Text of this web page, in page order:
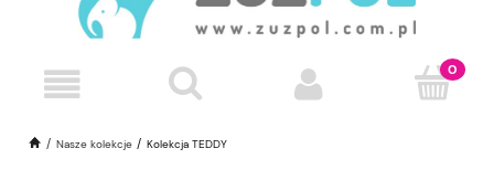
Nasze kolekcje Kolekcja TEDDY